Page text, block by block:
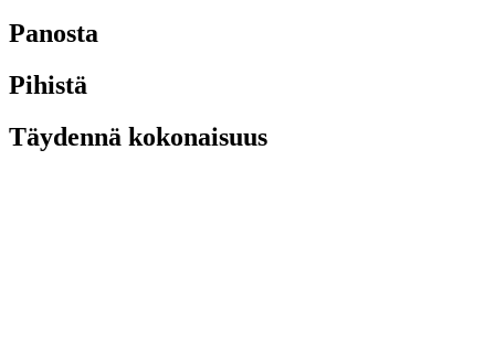
Panosta
Pihistä
Täydennä kokonaisuus